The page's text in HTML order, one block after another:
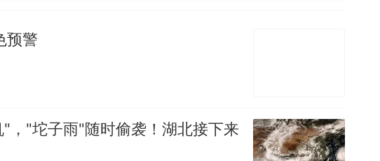
预警
"坨子雨"随时偷袭！湖北接下来